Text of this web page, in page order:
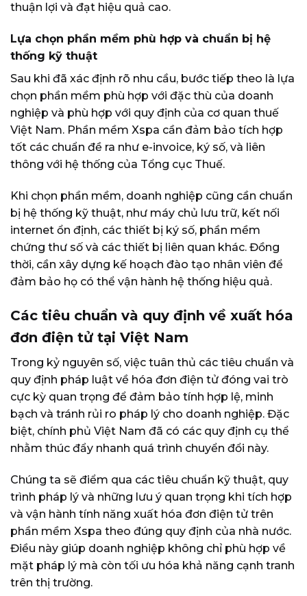
thuận lợi và đạt hiệu quả cao.
Lựa chọn phần mềm phù hợp và chuẩn bị hệ
thống kỹ thuật
Sau khi đã xác định rõ nhu cầu, bước tiếp theo là lựa
chọn phần mềm phù hợp với đặc thù của doanh
nghiệp và phù hợp với quy định của cơ quan thuế
Việt Nam. Phần mềm Xspa cần đảm bảo tích hợp
tốt các chuẩn đề ra như e-invoice, ký số, và liên
thông với hệ thống của Tổng cục Thuế.
Khi chọn phần mềm, doanh nghiệp cũng cần chuẩn
bị hệ thống kỹ thuật, như máy chủ lưu trữ, kết nối
internet ổn định, các thiết bị ký số, phần mềm
chứng thư số và các thiết bị liên quan khác. Đồng
thời, cần xây dựng kế hoạch đào tạo nhân viên để
đảm bảo họ có thể vận hành hệ thống hiệu quả.
Các tiêu chuẩn và quy định về xuất hóa
đơn điện tử tại Việt Nam
Trong kỷ nguyên số, việc tuân thủ các tiêu chuẩn và
quy định pháp luật về hóa đơn điện tử đóng vai trò
cực kỳ quan trọng để đảm bảo tính hợp lệ, minh
bạch và tránh rủi ro pháp lý cho doanh nghiệp. Đặc
biệt, chính phủ Việt Nam đã có các quy định cụ thể
nhằm thúc đẩy nhanh quá trình chuyển đổi này.
Chúng ta sẽ điểm qua các tiêu chuẩn kỹ thuật, quy
trình pháp lý và những lưu ý quan trọng khi tích hợp
và vận hành tính năng xuất hóa đơn điện tử trên
phần mềm Xspa theo đúng quy định của nhà nước.
Điều này giúp doanh nghiệp không chỉ phù hợp về
mặt pháp lý mà còn tối ưu hóa khả năng cạnh tranh
trên thị trường.